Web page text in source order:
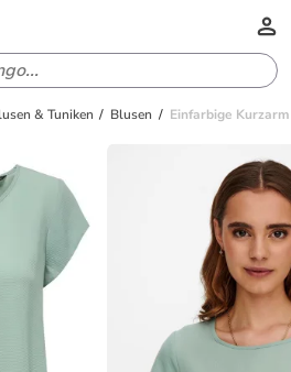
& Tuniken Blusen Einfarbige